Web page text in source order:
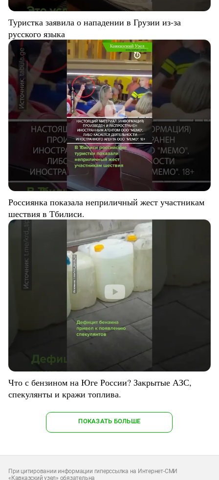
Туристка заявила о нападении в Грузии из-за
русского языка
Россиянка показала неприличный жест участникам
шествия в Тбилиси.
Что с бензином на Юге России? Закрытые АЗС,
спекулянты и кражи топлива.
ПОКАЗАТЬ БОЛЬШЕ
При цитировании информации гиперссылка на Интернет-СМИ
«Кавказский узел» обязательна